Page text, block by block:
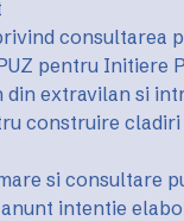
consultarea
pentru Initiere
din extravilan si
construire cladiri
si consultare
intentie